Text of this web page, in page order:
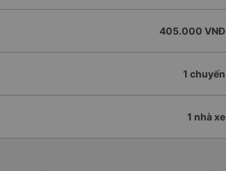
405.000 VNĐ
1 chuyến
1 nhà xe